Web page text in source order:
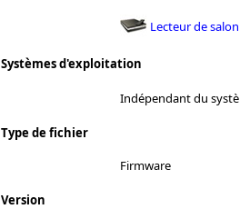
Lecteur de salon
Systèmes d'exploitation
Indépendant du
Type de fichier
Firmware
Version